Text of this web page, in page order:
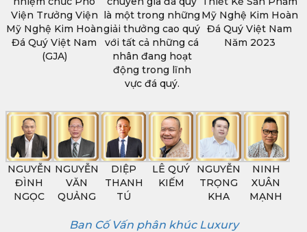
Viện Trưởng Viện
Mỹ Nghệ Kim Hoàn
Đá Quý Việt Nam
(GJA)
là một trong những
giải thưởng cao quý
với tất cả những cá
nhân đang hoạt
động trong lĩnh
vực đá quý.
Mỹ Nghệ Kim Hoàn
Đá Quý Việt Nam
Năm 2023
NGUYỄN
ĐÌNH
NGỌC
NGUYỄN
VĂN
QUẢNG
DIỆP
THANH
TÚ
LÊ QUÝ
KIẾM
NGUYỄN
TRỌNG
KHA
NINH
XUÂN
MẠNH
Ban Cố Vấn phân khúc Luxury